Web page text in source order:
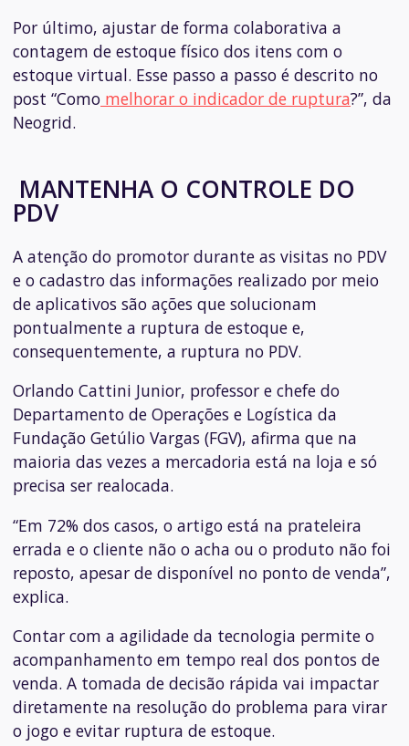
Por último, ajustar de forma colaborativa a
contagem de estoque físico dos itens com o
estoque virtual. Esse passo a passo é descrito no
post “Como melhorar o indicador de ruptura?”, da
Neogrid.
MANTENHA O CONTROLE DO
PDV
A atenção do promotor durante as visitas no PDV
e o cadastro das informações realizado por meio
de aplicativos são ações que solucionam
pontualmente a ruptura de estoque e,
consequentemente, a ruptura no PDV.
Orlando Cattini Junior, professor e chefe do
Departamento de Operações e Logística da
Fundação Getúlio Vargas (FGV), afirma que na
maioria das vezes a mercadoria está na loja e só
precisa ser realocada.
“Em 72% dos casos, o artigo está na prateleira
errada e o cliente não o acha ou o produto não foi
reposto, apesar de disponível no ponto de venda”,
explica.
Contar com a agilidade da tecnologia permite o
acompanhamento em tempo real dos pontos de
venda. A tomada de decisão rápida vai impactar
diretamente na resolução do problema para virar
o jogo e evitar ruptura de estoque.